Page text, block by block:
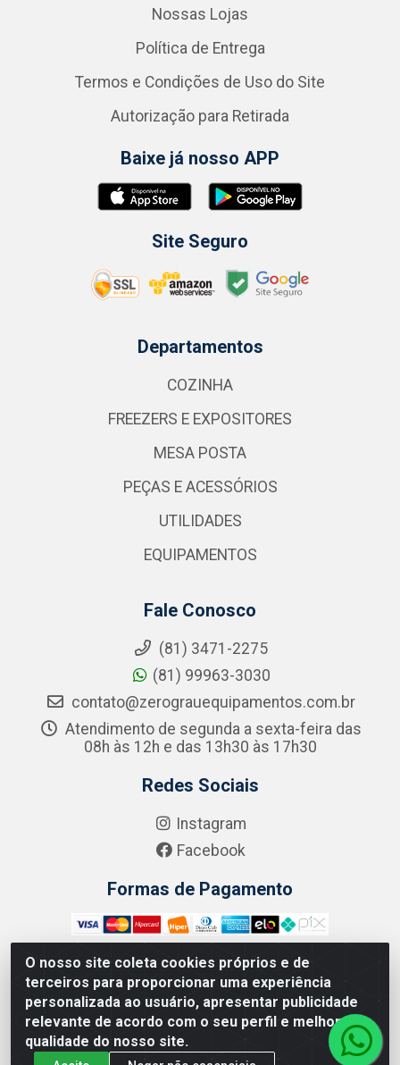
O nosso site coleta cookies próprios e de
terceiros para proporcionar uma experiência
personalizada ao usuário, apresentar publicidade
relevante de acordo com o seu perfil e melhorar a
qualidade do nosso site.
Nossas Lojas
Política de Entrega
Termos e Condições de Uso do Site
Autorização para Retirada
Baixe já nosso APP
Site Seguro
Departamentos
COZINHA
FREEZERS E EXPOSITORES
MESA POSTA
PEÇAS E ACESSÓRIOS
UTILIDADES
EQUIPAMENTOS
Fale Conosco
(81) 3471-2275
(81) 99963-3030
contato@zerograuequipamentos.com.br
Atendimento de segunda a sexta-feira das
08h às 12h e das 13h30 às 17h30
Redes Sociais
Instagram
Facebook
Formas de Pagamento
Zero Grau - Rua Jean Emile Favre, 746 - Ipsep,
Recife/PE - CEP 51.190-450 - CNPJ 09.132.989/0001-61